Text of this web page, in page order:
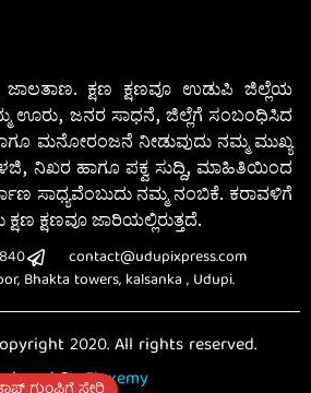
ಜಾಲತಾಣ. ಕ್ಷಣ ಕ್ಷಣವೂ ಉಡುಪಿ ಜಿಲ್ಲೆಯ
ಊರು, ಜನರ ಸಾಧನೆ, ಜಿಲ್ಲೆಗೆ ಸಂಬಂಧಿಸಿದ
ಮನೋರಂಜನೆ ನೀಡುವುದು ನಮ್ಮ ಮುಖ್ಯ
ನಿಖರ ಹಾಗೂ ಪಕ್ವ ಸುದ್ದಿ, ಮಾಹಿತಿಯಿಂದ
ಸಾಧ್ಯವೆಂಬುದು ನಮ್ಮ ನಂಬಿಕೆ. ಕರಾವಳಿಗೆ
ಕ್ಷಣವೂ ಜಾರಿಯಲ್ಲಿರುತ್ತದೆ.
contact@udupixpress.com
Bhakta towers, kalsanka , Udupi.
2020. All rights reserved.
ByFluxemy